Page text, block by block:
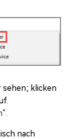
sehen; klicken
nach